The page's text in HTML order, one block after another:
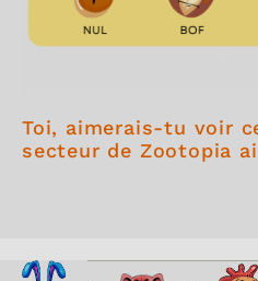
Toi, aimerais-tu voir
secteur de Zootopia